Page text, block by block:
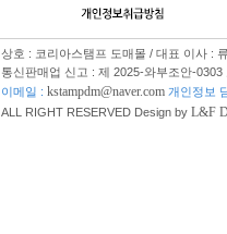
상호 : 코리아스탬프 도매몰 / 대표 이사 :
통신판매업 신고 : 제 2025-와부조안-
이메일 : kstampdm@naver.com 개인정보
ALL RIGHT RESERVED Design by L&F